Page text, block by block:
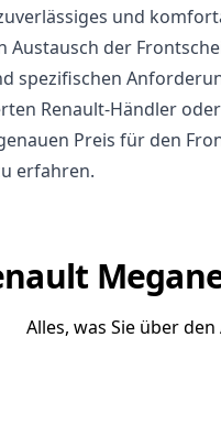
und
Austausch der
spezifischen
Renault-Händler
Preis für den
erfahren.
Alles, was Sie über